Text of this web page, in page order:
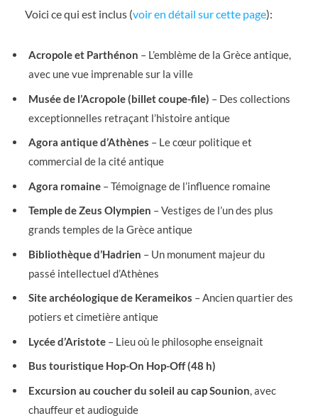
Voici ce qui est inclus (voir en détail sur cette page):
Acropole et Parthénon – L’emblème de la Grèce antique,
avec une vue imprenable sur la ville
Musée de l’Acropole (billet coupe-file) – Des collections
exceptionnelles retraçant l’histoire antique
Agora antique d’Athènes – Le cœur politique et
commercial de la cité antique
Agora romaine – Témoignage de l’influence romaine
Temple de Zeus Olympien – Vestiges de l’un des plus
grands temples de la Grèce antique
Bibliothèque d’Hadrien – Un monument majeur du
passé intellectuel d’Athènes
Site archéologique de Kerameikos – Ancien quartier des
potiers et cimetière antique
Lycée d’Aristote – Lieu où le philosophe enseignait
Bus touristique Hop-On Hop-Off (48 h)
Excursion au coucher du soleil au cap Sounion, avec
chauffeur et audioguide